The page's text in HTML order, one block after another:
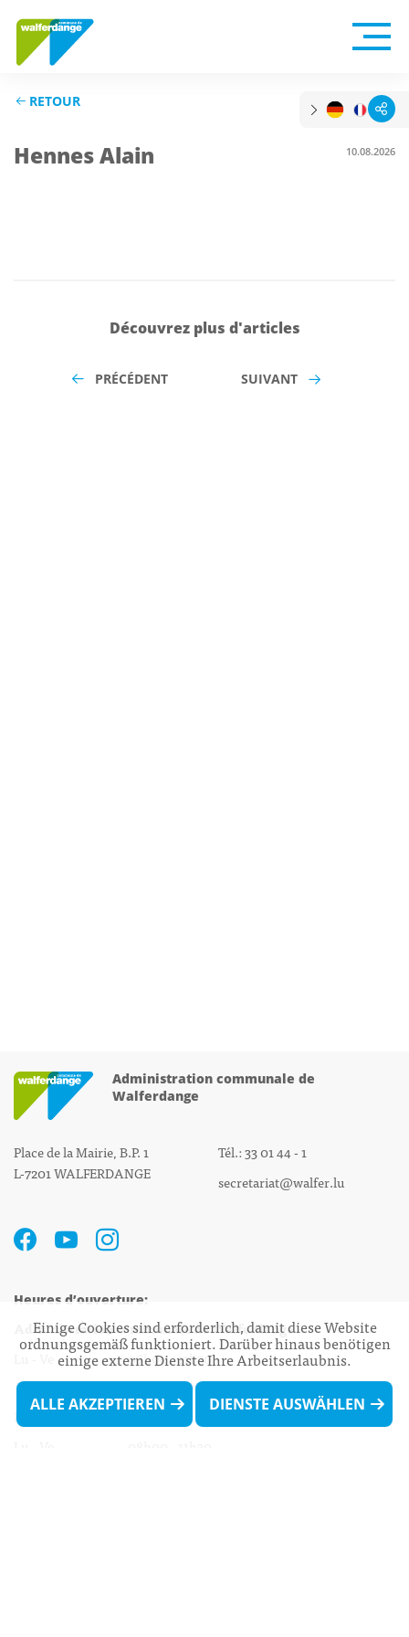
RETOUR
Hennes Alain 10.08.2026
Découvrez plus d'articles
PRÉCÉDENT SUIVANT
Administration communale de
Walferdange
Place de la Mairie, B.P. 1
L-7201 WALFERDANGE
Tél.: 33 01 44 - 1
secretariat@walfer.lu
Heures d’ouverture:
Administration communale de Walferdange
Lu - Ve 08h00 - 11h30
13h30 - 16h00
Biergercenter
Einige Cookies sind erforderlich, damit diese Website
ordnungsgemäß funktioniert. Darüber hinaus benötigen
einige externe Dienste Ihre Arbeitserlaubnis.
ALLE AKZEPTIEREN DIENSTE AUSWÄHLEN